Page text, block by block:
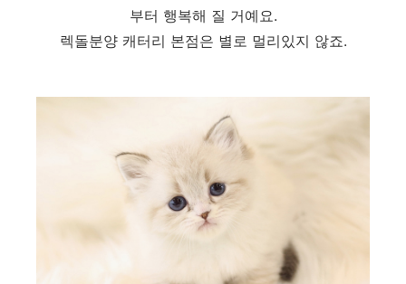
부터 행복해 질 거예요.
렉돌분양 캐터리 본점은 별로 멀리있지 않죠.